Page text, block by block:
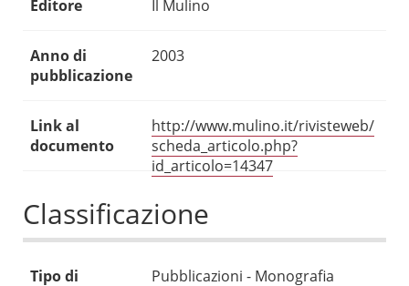
Editore Il Mulino
Anno di
pubblicazione
2003
Link al
documento
http://www.mulino.it/rivisteweb/
scheda_articolo.php?
id_articolo=14347
Classificazione
Tipo di Pubblicazioni - Monografia